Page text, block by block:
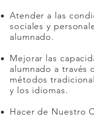
Atender a las
sociales y
alumnado.
Mejorar las
alumnado a través
métodos
y los idiomas.
Hacer de Nuestro